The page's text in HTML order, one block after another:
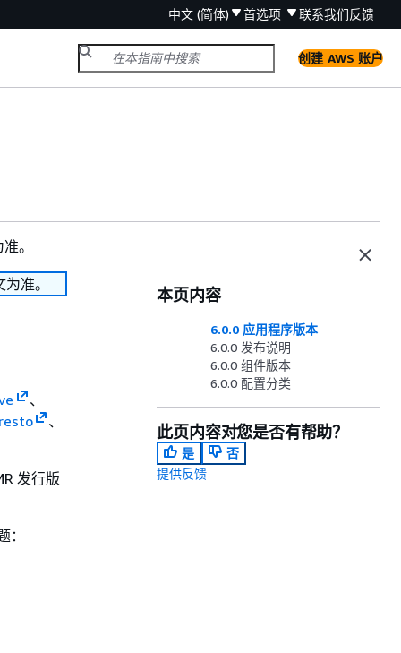
中文 (简体) 首选项 联系我们反馈
创建 AWS 账户
。
准。
、
、
发行版
本页内容
6.0.0 应用程序版本
6.0.0 发布说明
6.0.0 组件版本
6.0.0 配置分类
此页内容对您是否有帮助？
是
否
提供反馈